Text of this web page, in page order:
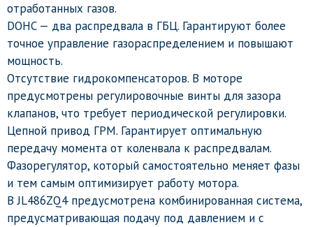
отработанных газов.
DOHC — два распредвала в ГБЦ. Гарантируют более
точное управление газораспределением и повышают
мощность.
Отсутствие гидрокомпенсаторов. В моторе
предусмотрены регулировочные винты для зазора
клапанов, что требует периодической регулировки.
Цепной привод ГРМ. Гарантирует оптимальную
передачу момента от коленвала к распредвалам.
Фазорегулятор, который самостоятельно меняет фазы
и тем самым оптимизирует работу мотора.
В JL486ZQ4 предусмотрена комбинированная система,
предусматривающая подачу под давлением и с